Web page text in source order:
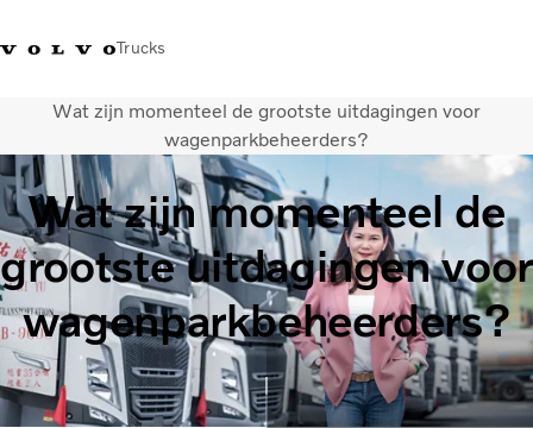
Trucks
Kennis vergrotenMerchandiseInloggenNederland
Transportoplossingen
CO2-reductie
Trucks
Truck Builder
Services
Dealer locator
Nieuws
Over ons
Wat zijn momenteel de grootste uitdagingen voor
wagenparkbeheerders?
Wat zijn momenteel de
grootste uitdagingen voor
wagenparkbeheerders?